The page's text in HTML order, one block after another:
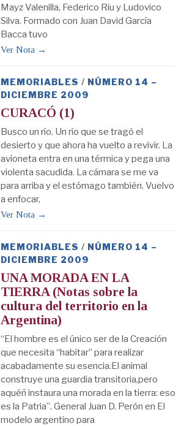
Mayz Valenilla, Federico Riu y Ludovico
Silva. Formado con Juan David García
Bacca tuvo
Ver Nota →
MEMORIABLES / NÚMERO 14 –
DICIEMBRE 2009
CURACÓ (1)
Busco un río. Un río que se tragó el
desierto y que ahora ha vuelto a revivir. La
avioneta entra en una térmica y pega una
violenta sacudida. La cámara se me va
para arriba y el estómago también. Vuelvo
a enfocar,
Ver Nota →
MEMORIABLES / NÚMERO 14 –
DICIEMBRE 2009
UNA MORADA EN LA
TIERRA (Notas sobre la
cultura del territorio en la
Argentina)
“El hombre es el único ser de la Creación
que necesita “habitar” para realizar
acabadamente su esencia.El animal
construye una guardia transitoria,pero
aquéñ instaura una morada en la tierra: eso
es la Patria”. General Juan D. Perón en El
modelo argentino para